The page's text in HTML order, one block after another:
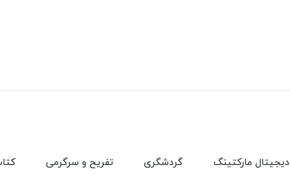
تفریح و سرگرمی گردشگری دیجیتال مارکتینگ